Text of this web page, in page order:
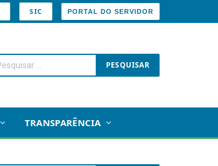
SIC PORTAL DO SERVIDOR
TRANSPARÊNCIA